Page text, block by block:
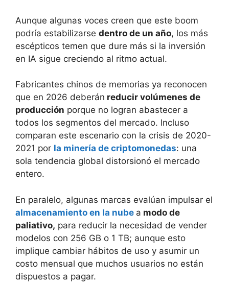
Aunque algunas voces creen que este boom
podría estabilizarse dentro de un año, los más
escépticos temen que dure más si la inversión
en IA sigue creciendo al ritmo actual.
Fabricantes chinos de memorias ya reconocen
que en 2026 deberán reducir volúmenes de
producción porque no logran abastecer a
todos los segmentos del mercado. Incluso
comparan este escenario con la crisis de 2020-
2021 por la minería de criptomonedas: una
sola tendencia global distorsionó el mercado
entero.
En paralelo, algunas marcas evalúan impulsar el
almacenamiento en la nube a modo de
paliativo, para reducir la necesidad de vender
modelos con 256 GB o 1 TB; aunque esto
implique cambiar hábitos de uso y asumir un
costo mensual que muchos usuarios no están
dispuestos a pagar.